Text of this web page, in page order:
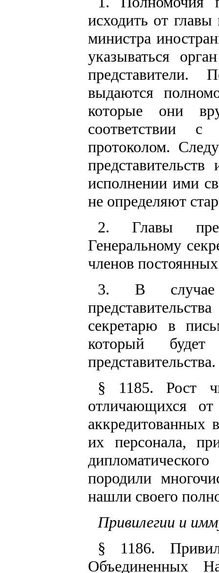
исходить от главы
министра
указываться
представители.
выдаются
которые они
соответствии
протоколом.
исполнении ими
не определяют
2. Главы
Генеральному
членов
3. В случае
секретарю в
который будет
представительства.
§ 1185. Рост
отличающихся от
их персонала,
породили
нашли своего
Привилегии и
§ 1186.
Объединенных